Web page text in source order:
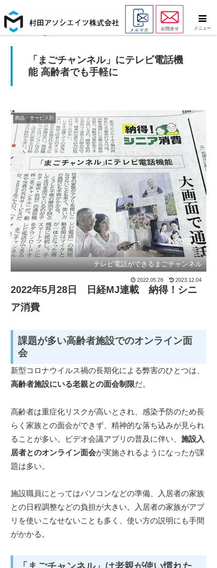
「まごチャンネル」にテレビ電話機
能 高齢者でも手軽に
商品・サービス別
テレビ電話ができるまごチャンネル
2022.05.28 2023.12.04
2022年5月28日 日経MJ連載 納得！シニ
ア消費
課題が多い高齢者施設でのオンライン面
会
新型コロナウイルス禍の長期化による弊害のひとつは、
高齢者施設にいる老親との面会制限だ。
高齢者は重症化リスクが高いとされ、感染予防のため長
らく家族との面会ができず、精神的な落ち込みが見られ
ることが多い。ビデオ会議アプリの普及に伴い、施設入
居者とのオンライン面会が実施されるようになったが課
題は多い。
施設職員にとってはパソコンなどの準備、入居者の家族
との日程調整などの負担が大きい。入居者の家族がアプ
リを使いこなせないことも多く、使い方の説明にも手間
がかかる。
メニュー